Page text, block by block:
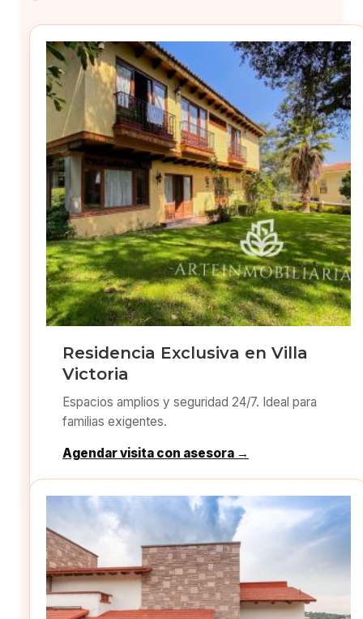
Residencia Exclusiva en Villa
Victoria
Espacios amplios y seguridad 24/7. Ideal para
familias exigentes.
Agendar visita con asesora →